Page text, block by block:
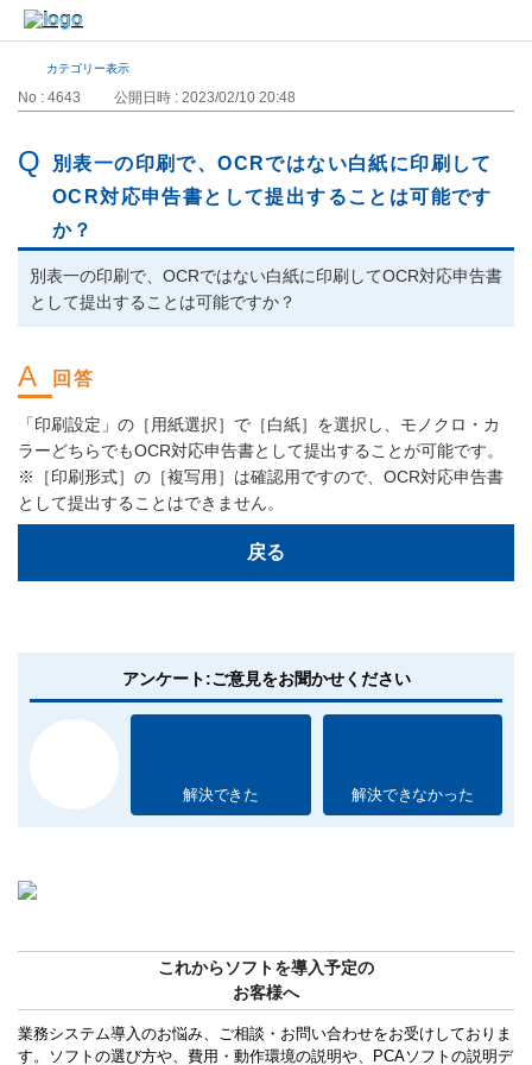
カテゴリー表示
No : 4643 公開日時 : 2023/02/10 20:48
別表一の印刷で、OCRではない白紙に印刷して
OCR対応申告書として提出することは可能です
か？
別表一の印刷で、OCRではない白紙に印刷してOCR対応申告書
として提出することは可能ですか？
「印刷設定」の［用紙選択］で［白紙］を選択し、モノクロ・カ
ラーどちらでもOCR対応申告書として提出することが可能です。
※［印刷形式］の［複写用］は確認用ですので、OCR対応申告書
として提出することはできません。
戻る
アンケート:ご意見をお聞かせください
解決できた 解決できなかった
これからソフトを導入予定の
お客様へ
業務システム導入のお悩み、ご相談・お問い合わせをお受けしておりま
す。ソフトの選び方や、費用・動作環境の説明や、PCAソフトの説明デ